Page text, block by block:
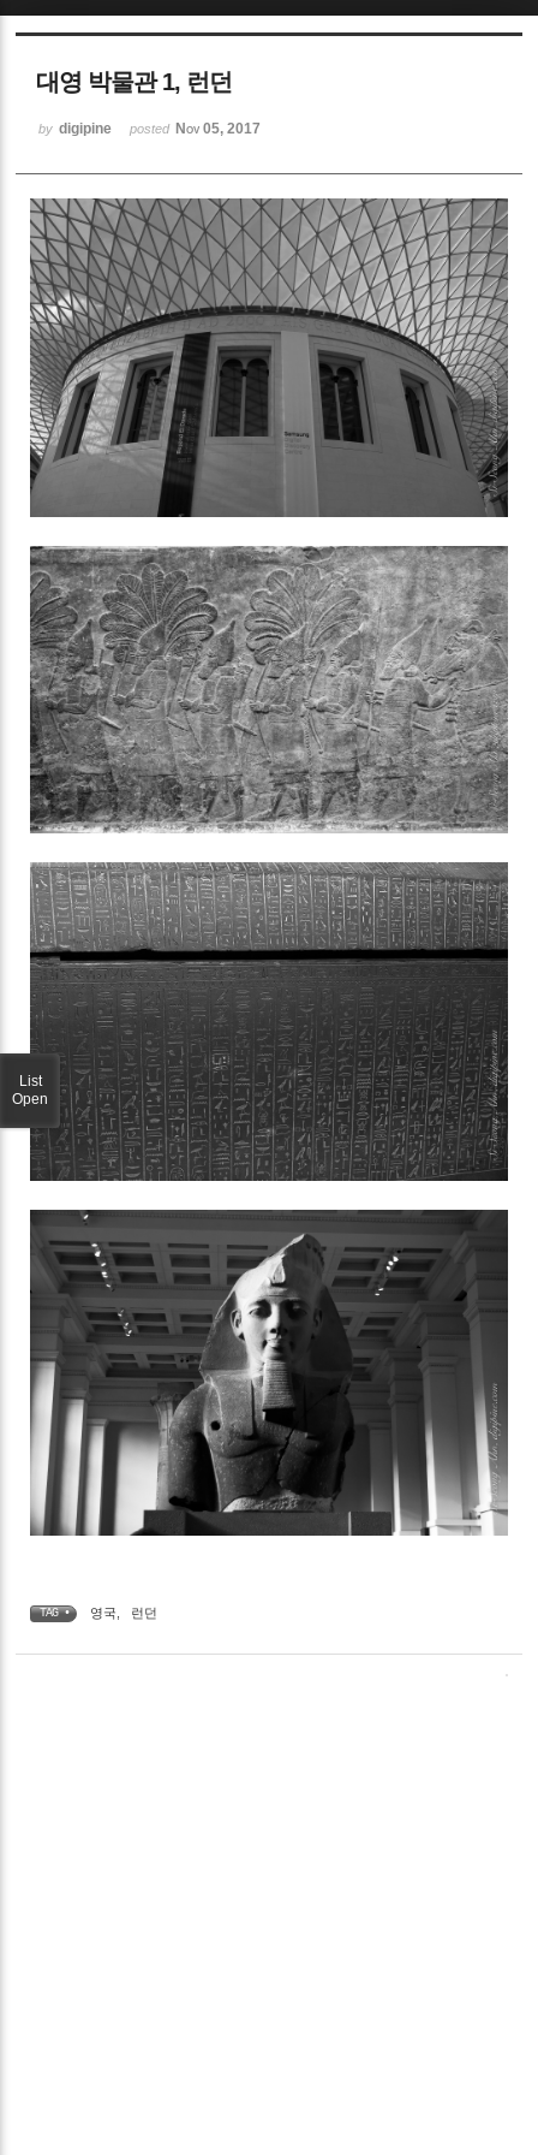
대영 박물관 1, 런던
by digipine posted Nov 05, 2017
TAG • 영국 런던
List
Open
Sketchbook5, 스케치북5
Sketchbook5, 스케치북5